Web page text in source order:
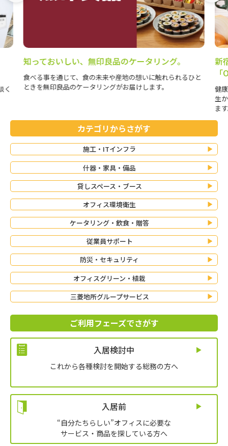
のケータリング。
産地の想いに触れられるひと
がお届けします。
新宿中村屋のオフィス常設型の
「Office Stand By You」
健康経営や福利厚生の拡充に。長い歴史
生かした常温保管が可能なスープをオフ
カテゴリからさがす
施工・ITインフラ
什器・家具・備品
貸しスペース・ブース
オフィス環境衛生
ケータリング・飲食・贈答
従業員サポート
防災・セキュリティ
オフィスグリーン・植栽
三菱地所グループサービス
ご利用フェーズでさがす
入居検討中
これから各種検討を開始する総務の方へ
入居前
“自分たちらしい”オフィスに必要な
サービス・商品を探している方へ